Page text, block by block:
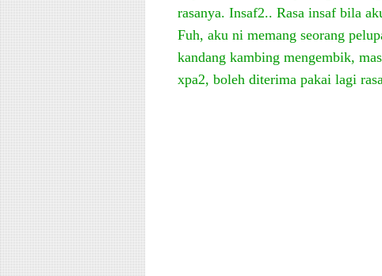
rasanya. Insaf2.. Rasa insaf bila
Fuh, aku ni memang seorang
kandang kambing mengembik,
xpa2, boleh diterima pakai lagi